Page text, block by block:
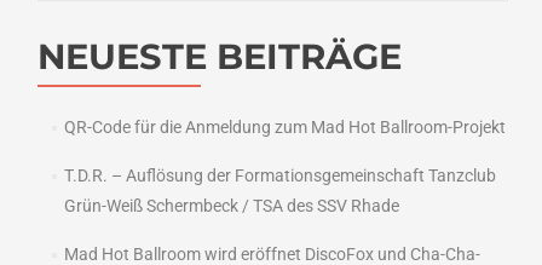
NEUESTE BEITRÄGE
QR-Code für die Anmeldung zum Mad Hot Ballroom-Projekt
T.D.R. – Auflösung der Formationsgemeinschaft Tanzclub
Grün-Weiß Schermbeck / TSA des SSV Rhade
Mad Hot Ballroom wird eröffnet DiscoFox und Cha-Cha-